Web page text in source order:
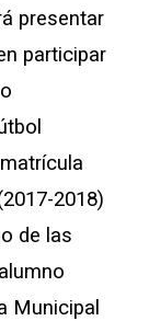
presentar
participar
2018)
de las
Municipal